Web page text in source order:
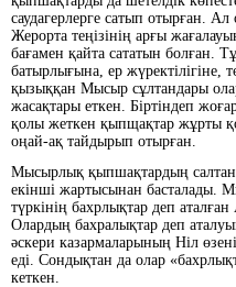
саудагерлерге сатып отырған.
Жерорта теңізінің арғы
бағамен қайта сататын болған.
батырлығына, ер жүректілігіне,
қызыққан Мысыр сұлтандары
жасақтары еткен. Біртіндеп
қолы жеткен қыпщақтар жұрты
оңай-ақ тайдырып отырған.
Мысырлық қыпшақтардың
екінші жартысынан басталады.
түркінің бахрлықтар деп
Олардың бахралықтар деп
әскери казармаларының Ніл
еді. Сондықтан да олар
кеткен.